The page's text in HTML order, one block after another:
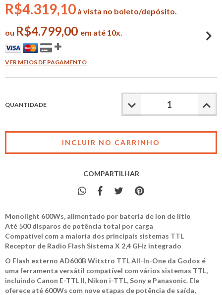
R$4.319,10 à vista no boleto/depósito.
ou R$4.799,00 em até 10x.
VER MEIOS DE PAGAMENTO
QUANTIDADE
COMPARTILHAR
Monolight 600Ws, alimentado por bateria de íon de lítio
Até 500 disparos de potência total por carga
Compatível com a maioria dos principais sistemas TTL
Receptor de Radio Flash Sistema X 2,4 GHz integrado
O Flash externo AD600B Witstro TTL All-In-One da Godox é
uma ferramenta versátil compatível com vários sistemas TTL,
incluindo Canon E-TTL II, Nikon i-TTL, Sony e Panasonic. Ele
oferece até 600Ws com nove etapas de potência de saída,